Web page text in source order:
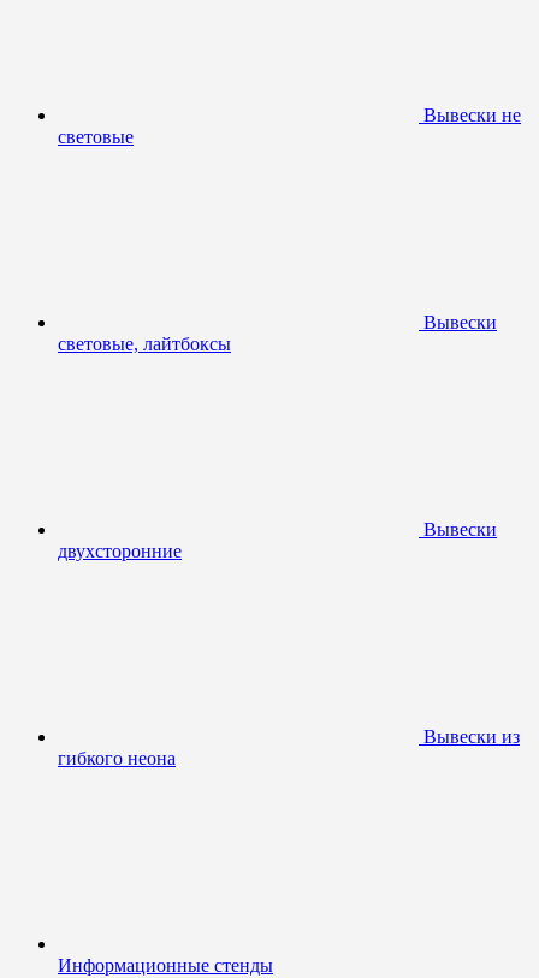
Вывески не
световые
Вывески
световые, лайтбоксы
Вывески
двухсторонние
Вывески из
гибкого неона
Информационные стенды